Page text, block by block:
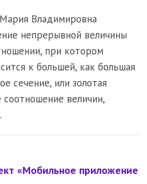
Владимировна
непрерывной величины
при котором
к большей, как большая
сечение, или золотая
величин,
«Мобильное приложение